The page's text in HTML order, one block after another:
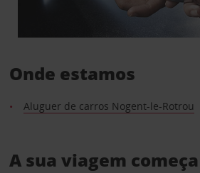
Onde estamos
Aluguer de carros Nogent-le-Rotrou
A sua viagem